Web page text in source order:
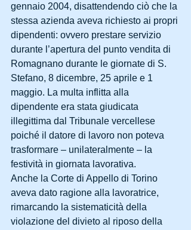
gennaio 2004, disattendendo ciò che la
stessa azienda aveva richiesto ai propri
dipendenti: ovvero prestare servizio
durante l’apertura del punto vendita di
Romagnano durante le giornate di S.
Stefano, 8 dicembre, 25 aprile e 1
maggio. La multa inflitta alla
dipendente era stata giudicata
illegittima dal Tribunale vercellese
poiché il datore di lavoro non poteva
trasformare – unilateralmente – la
festività in giornata lavorativa.
Anche la Corte di Appello di Torino
aveva dato ragione alla lavoratrice,
rimarcando la sistematicità della
violazione del divieto al riposo della